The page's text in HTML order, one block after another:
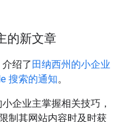
的新文章
介绍了田纳西州的小企业
搜索的通知。
企业主掌握相关技巧，
制其网站内容时及时获